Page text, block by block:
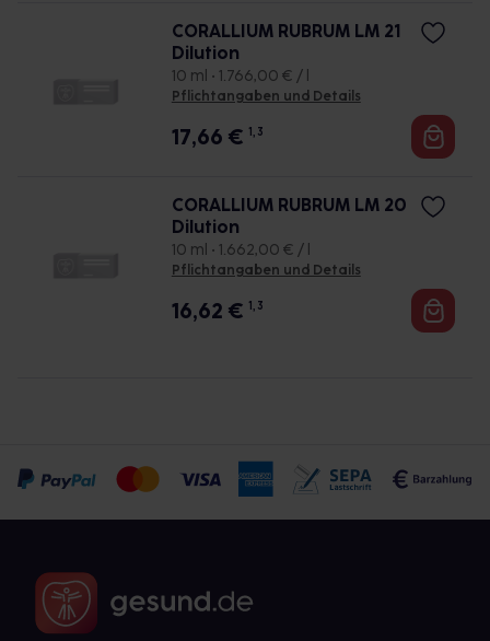
CORALLIUM RUBRUM LM 21
Dilution
10 ml • 1.766,00 € / l
Pflichtangaben und Details
17,66 € 1, 3
CORALLIUM RUBRUM LM 20
Dilution
10 ml • 1.662,00 € / l
Pflichtangaben und Details
16,62 € 1, 3